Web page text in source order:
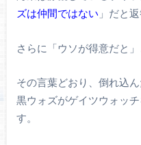
ズは仲間ではない 」だと返
さらに「ウソが得意だと」
その言葉どおり、倒れ込
黒ウォズがゲイツウォッ
す。